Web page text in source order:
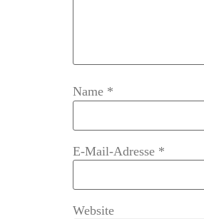
Name *
E-Mail-Adresse *
Website